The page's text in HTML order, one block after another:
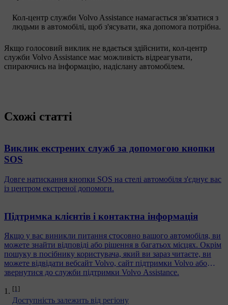
Кол-центр служби Volvo Assistance намагається зв'язатися з
людьми в автомобілі, щоб з'ясувати, яка допомога потрібна.
Якщо голосовий виклик не вдається здійснити, кол-центр
служби Volvo Assistance має можливість відреагувати,
спираючись на інформацію, надіслану автомобілем.
[1]
Доступність залежить від регіону
Схожі статті
Виклик екстрених служб за допомогою кнопки
SOS
Довге натискання кнопки SOS на стелі автомобіля з'єднує вас
із центром екстреної допомоги.
Підтримка клієнтів і контактна інформація
Якщо у вас виникли питання стосовно вашого автомобіля, ви
можете знайти відповіді або рішення в багатьох місцях. Окрім
пошуку в посібнику користувача, який ви зараз читаєте, ви
можете відвідати вебсайт Volvo, сайт підтримки Volvo або
звернутися до служби підтримки Volvo Assistance.